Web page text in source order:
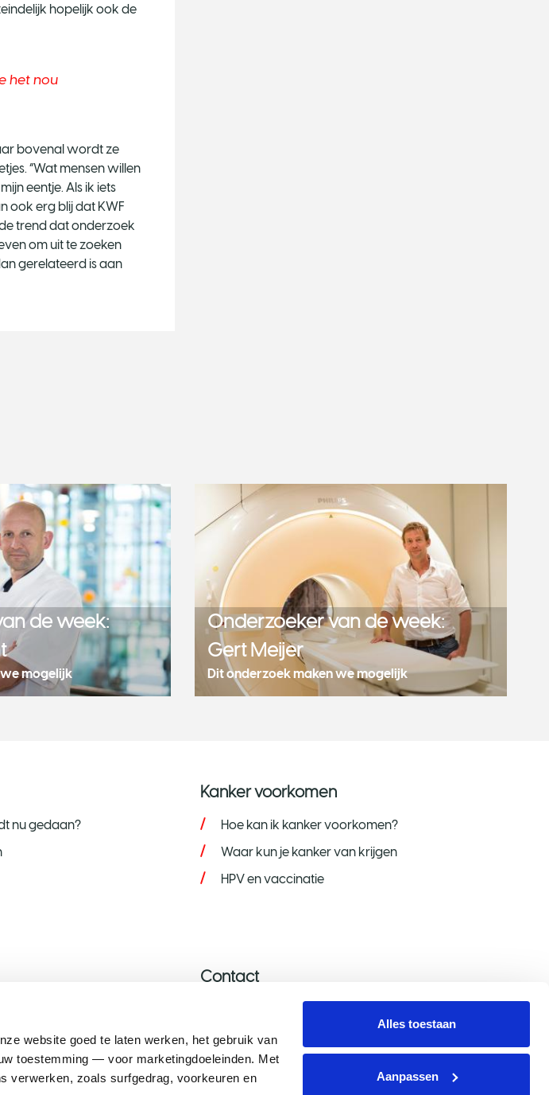
website goed te laten werken, het gebruik van
toestemming — voor marketingdoeleinden. Met
verwerken, zoals surfgedrag, voorkeuren en
Alles toestaan
Aanpassen
hopelijk ook de
het nou
bovenal wordt ze
“Wat mensen willen
eentje. Als ik iets
ook erg blij dat KWF
trend dat onderzoek
om uit te zoeken
gerelateerd is aan
de week:
mogelijk
Onderzoeker van de week:
Gert Meijer
Dit onderzoek maken we mogelijk
nu gedaan?
Kanker voorkomen
Hoe kan ik kanker voorkomen?
Waar kun je kanker van krijgen
HPV en vaccinatie
Contact
Donatie wijzigen/opzeggen
Aanmelden nieuwsbrief